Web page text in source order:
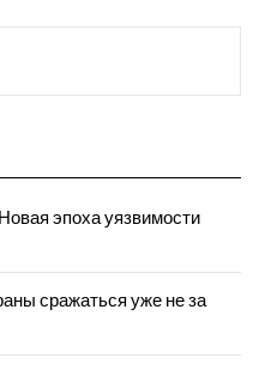
эпоха уязвимости
сражаться уже не за